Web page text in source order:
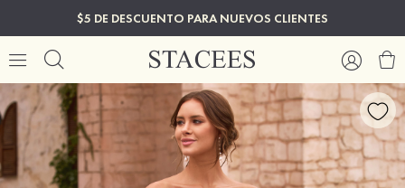
$5 DE DESCUENTO PARA NUEVOS CLIENTES